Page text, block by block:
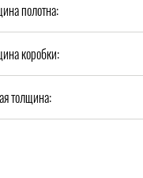
полотна:
коробки:
толщина: